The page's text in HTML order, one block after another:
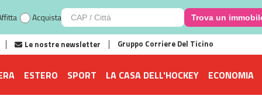
Acquista Trova un
Le nostre newsletter Gruppo Corriere Del Ticino
ESTERO SPORT LA CASA DELL'HOCKEY ECONOMIA